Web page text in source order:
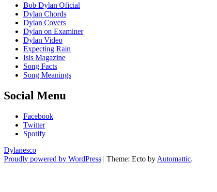
Bob Dylan Oficial
Dylan Chords
Dylan Covers
Dylan on Examiner
Dylan Video
Expecting Rain
Isis Magazine
Song Facts
Song Meanings
Social Menu
Facebook
Twitter
Spotify
Dylanesco
Proudly powered by WordPress | Theme: Ecto by Automattic.